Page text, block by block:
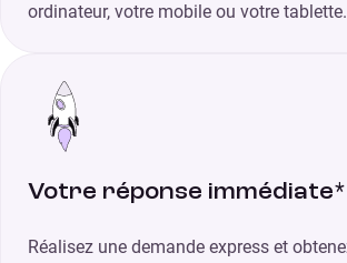
ordinateur, votre mobile ou votre tablette.
Votre réponse immédiate*
Réalisez une demande express et